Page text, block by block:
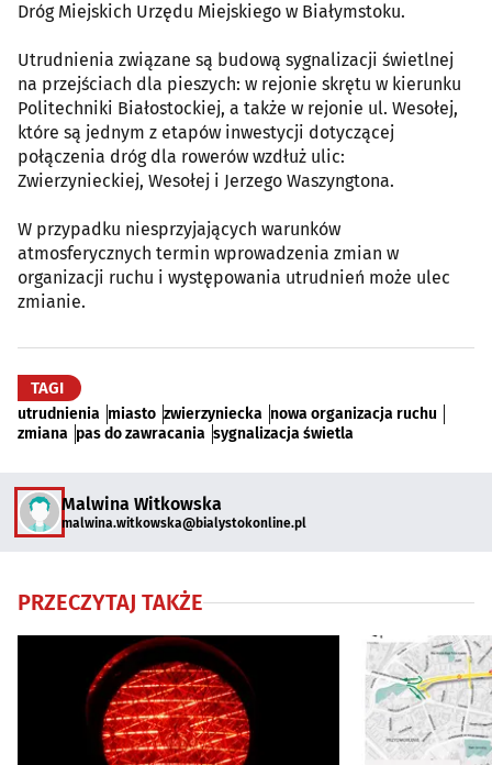
Dróg Miejskich Urzędu Miejskiego w Białymstoku.
Utrudnienia związane są budową sygnalizacji świetlnej
na przejściach dla pieszych: w rejonie skrętu w kierunku
Politechniki Białostockiej, a także w rejonie ul. Wesołej,
które są jednym z etapów inwestycji dotyczącej
połączenia dróg dla rowerów wzdłuż ulic:
Zwierzynieckiej, Wesołej i Jerzego Waszyngtona.
W przypadku niesprzyjających warunków
atmosferycznych termin wprowadzenia zmian w
organizacji ruchu i występowania utrudnień może ulec
zmianie.
TAGI
utrudnienia miasto zwierzyniecka nowa organizacja ruchu
zmiana pas do zawracania sygnalizacja świetla
Malwina Witkowska
malwina.witkowska@bialystokonline.pl
PRZECZYTAJ TAKŻE